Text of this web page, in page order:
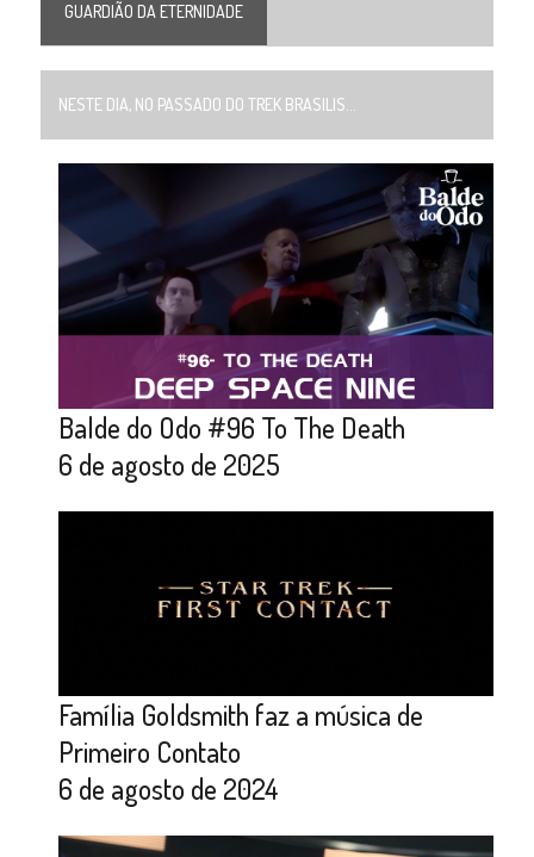
GUARDIÃO DA ETERNIDADE
NESTE DIA, NO PASSADO DO TREK BRASILIS...
Balde do Odo #96 To The Death
6 de agosto de 2025
Família Goldsmith faz a música de
Primeiro Contato
6 de agosto de 2024